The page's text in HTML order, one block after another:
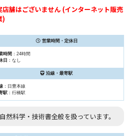
舗はございません (インターネット販売
)
営業時間・定休日
時間 ：24時間
日
：なし
沿線・最寄駅
：日豊本線
駅：行橋駅
然科学・技術書全般を扱っています。